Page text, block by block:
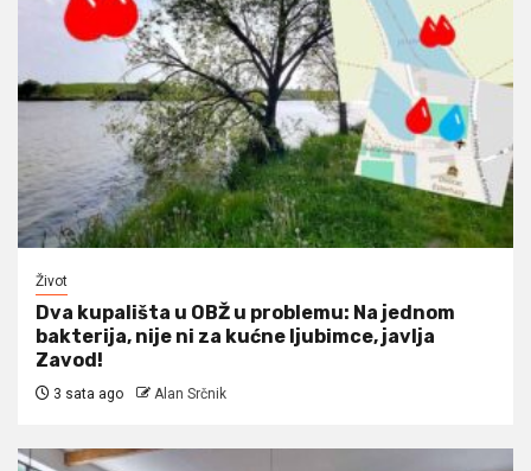
Život
Dva kupališta u OBŽ u problemu: Na jednom
bakterija, nije ni za kućne ljubimce, javlja
Zavod!
3 sata ago Alan Srčnik